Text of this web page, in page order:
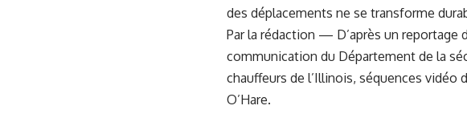
des déplacements ne se transforme
Par la rédaction — D’après un reportage
communication du Département de la
chauffeurs de l’Illinois, séquences
O’Hare.